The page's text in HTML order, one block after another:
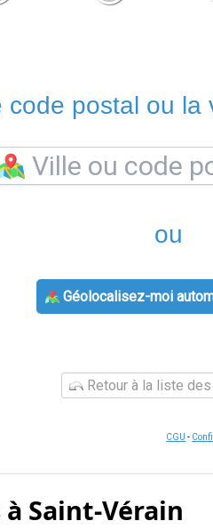
code postal ou la
ou
Géolocalisez-moi
Retour à la liste
CGU -
Saint-Vérain